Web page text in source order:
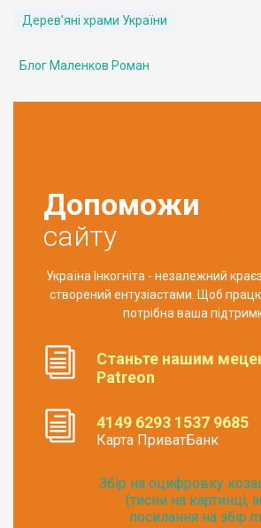
Дерев'яні храми України
Блог Маленков Роман
Допоможи
сайту
Україна Інкогніта - незалежний
створений ентузіастами. Щоб
потрібна ваша
Станьте нашим
Patreon
4149 6293 1537 9685
Карта ПриватБанк
Збір на оцифровку
(тисни на картинці,
посилання на збір